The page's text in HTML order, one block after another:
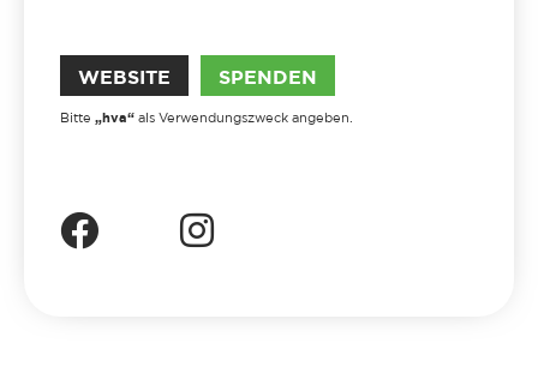
WEBSITE SPENDEN
Bitte „hva“ als Verwendungszweck angeben.